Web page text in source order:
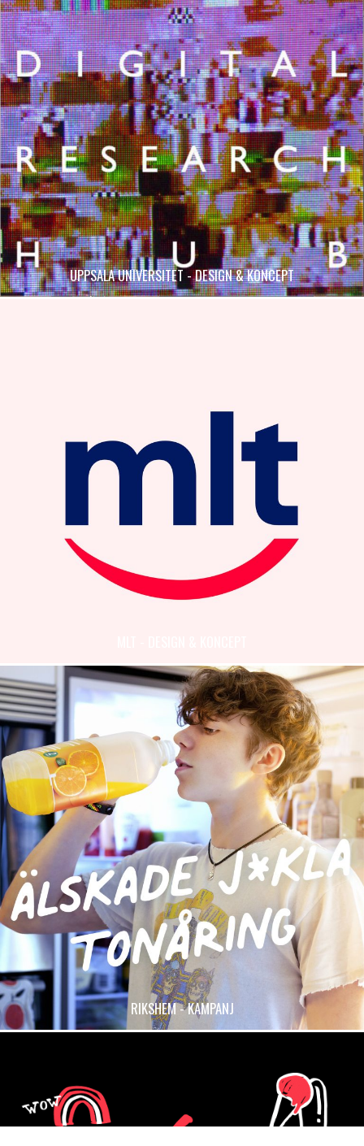
UPPSALA UNIVERSITET - DESIGN & KONCEPT
RIKSHEM - KAMPANJ